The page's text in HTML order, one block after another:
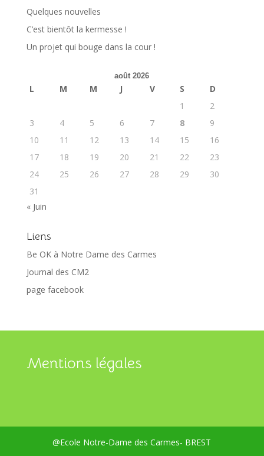
Quelques nouvelles
C’est bientôt la kermesse !
Un projet qui bouge dans la cour !
août 2026
L M M J V S
D
1
2
3
4 5 6 7 8
9
10
11 12 13 14 15
16
17
18 19 20 21 22
23
24
25 26 27 28 29
30
31
« Juin
Liens
Be OK à Notre Dame des Carmes
Journal des CM2
page facebook
Mentions légales
@Ecole Notre-Dame des Carmes- BREST